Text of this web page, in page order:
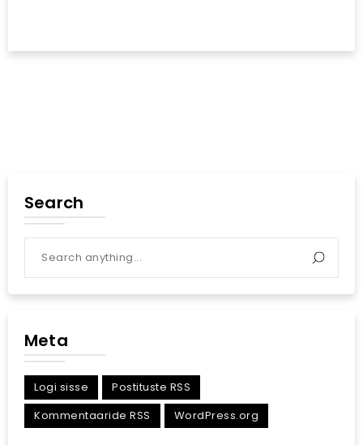
Search
Meta
Logi sisse
Postituste RSS
Kommentaaride RSS
WordPress.org